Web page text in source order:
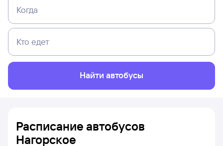
Когда
Кто едет
Найти автобусы
Расписание автобусов
Нагорское